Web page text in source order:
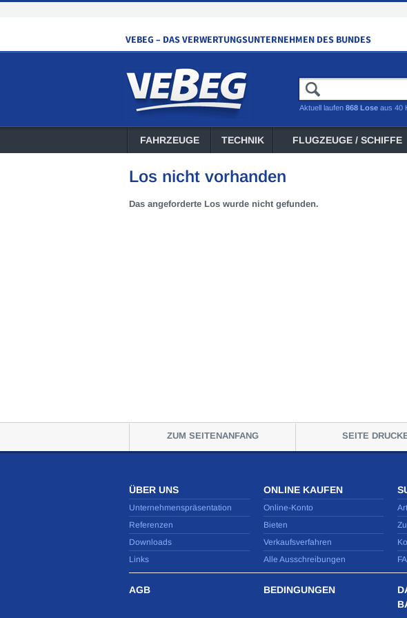
Aktuell laufen 868 Lose aus 40
FAHRZEUGE TECHNIK FLUGZEUGE / SCHIFFE
Los nicht vorhanden
Das angeforderte Los wurde nicht gefunden.
ZUM SEITENANFANG SEITE
ÜBER UNS
Unternehmenspräsentation
Referenzen
Downloads
Links
ONLINE KAUFEN
Online-Konto
Bieten
Verkaufsverfahren
Alle Ausschreibungen
AGB BEDINGUNGEN